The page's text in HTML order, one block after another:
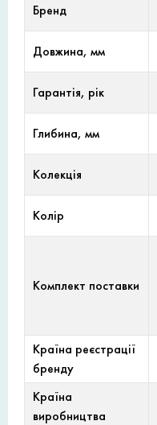
Бренд
Довжина, мм
Гарантія, рік
Глибина, мм
Колекція
Колір
Комплект поставки
Країна реєстрації
бренду
Країна
виробництва